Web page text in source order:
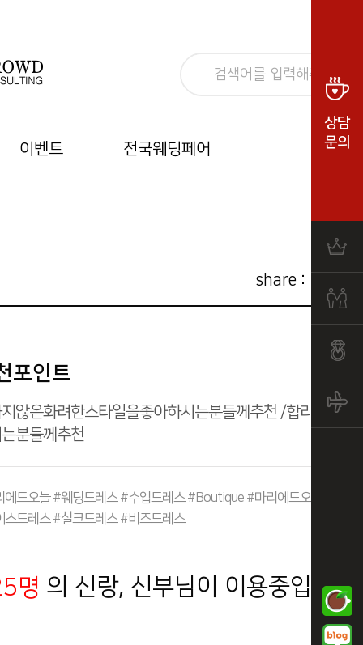
이벤트 전국웨딩페어
share :
포인트
않은화려한스타일을좋아하시는분들께추천 /합리적인금
분들께추천
에드오늘 #웨딩드레스 #수입드레스 #Boutique #마리에드오늘 #청담
스드레스 #실크드레스 #비즈드레스
명 의 신랑, 신부님이 이용중입니다.
상담
문의